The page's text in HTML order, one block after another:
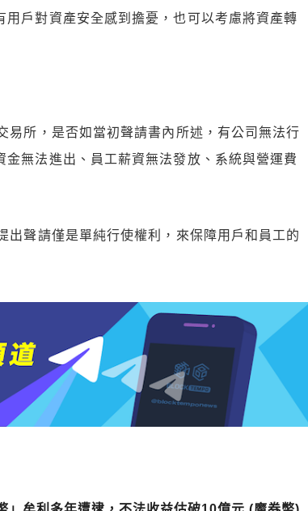
戶對資產安全感到擔憂，也可以考慮將資產轉
易所，是否如當初聲請書內所述，有公司無法行
無法進出、員工薪資無法發放、系統與營運費
聲請僅是單純行使權利，來保障用戶和員工的